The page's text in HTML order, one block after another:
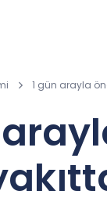
1 gün arayla